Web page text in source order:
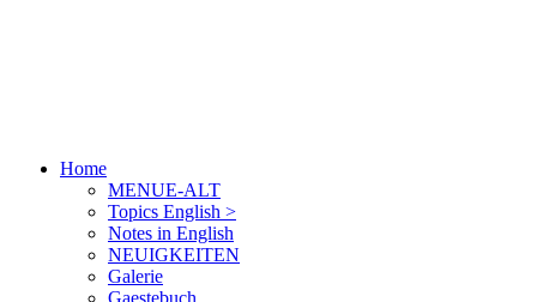
Home
MENUE-ALT
Topics English >
Notes in English
NEUIGKEITEN
Galerie
Gaestebuch